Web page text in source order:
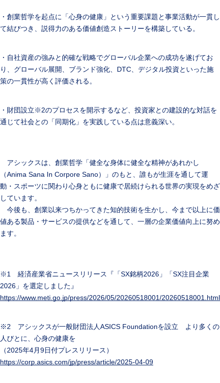
・創業哲学を起点に「心身の健康」という重要課題と事業活動が一貫し
て結びつき、説得力のある価値創造ストーリーを構築している。
・自社資産の強みと的確な戦略でグローバル企業への成功を遂げてお
り、グローバル展開、ブランド強化、DTC、デジタル投資といった施
策の一貫性が高く評価される。
・財団設立※2のプロセスを開示するなど、投資家との建設的な対話を
通じて社会との「同期化」を実践している点は意義深い。
アシックスは、創業哲学「健全な身体に健全な精神があれかし
（Anima Sana In Corpore Sano）」のもと、誰もが生涯を通して運
動・スポーツに関わり心身ともに健康で居続けられる世界の実現をめざ
しています。
今後も、創業以来つちかってきた知的技術を生かし、今まで以上に価
値ある製品・サービスの提供などを通して、一層の企業価値向上に努め
ます。
※1 経済産業省ニュースリリース『「SX銘柄2026」「SX注目企業
2026」を選定しました』
https://www.meti.go.jp/press/2026/05/20260518001/20260518001.html
※2 アシックスが一般財団法人ASICS Foundationを設立 より多くの
人びとに、心身の健康を
（2025年4月9日付プレスリリース）
https://corp.asics.com/jp/press/article/2025-04-09